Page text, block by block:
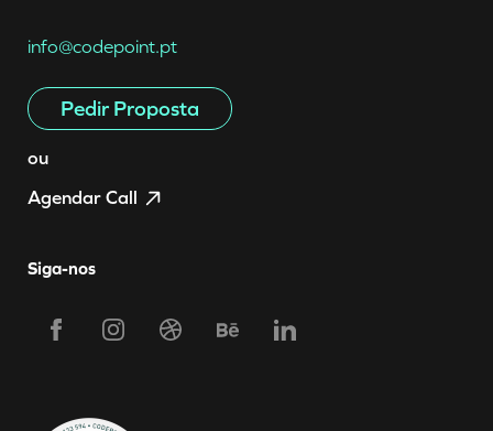
info@codepoint.pt
Pedir Proposta
ou
Agendar Call
Siga-nos